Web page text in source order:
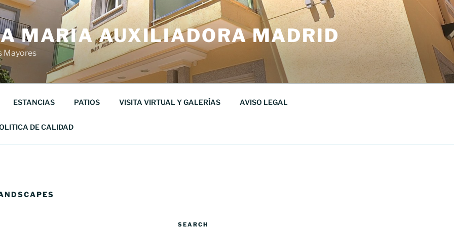
MARIA AUXILIADORA MADRID
Mayores
ESTANCIAS PATIOS VISITA VIRTUAL Y GALERÍAS AVISO LEGAL
DE CALIDAD
SEARCH